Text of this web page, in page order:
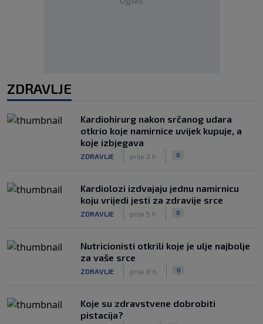
ZDRAVLJE
Kardiohirurg nakon srčanog udara
otkrio koje namirnice uvijek kupuje, a
koje izbjegava
ZDRAVLJE prije 2 h 0
Kardiolozi izdvajaju jednu namirnicu
koju vrijedi jesti za zdravije srce
ZDRAVLJE prije 5 h 0
Nutricionisti otkrili koje je ulje najbolje
za vaše srce
ZDRAVLJE prije 8 h 0
Koje su zdravstvene dobrobiti
pistacija?